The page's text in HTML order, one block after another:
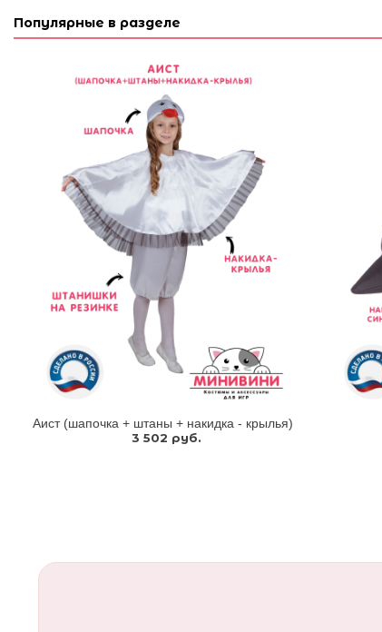
Популярные в разделе
Аист (шапочка + штаны + накидка - крылья)
3 502 руб.